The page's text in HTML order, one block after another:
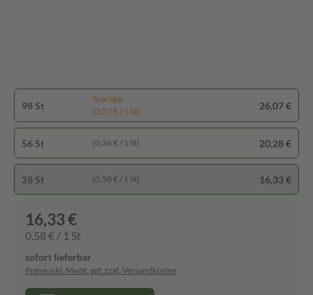
98 St
Spartipp
(0,27 € / 1 St)
26,07 €
56 St (0,36 € / 1 St) 20,28 €
28 St (0,58 € / 1 St) 16,33 €
16,33 €
0,58 € / 1 St
sofort lieferbar
Preise inkl. MwSt. ggf. zzgl. Versandkosten